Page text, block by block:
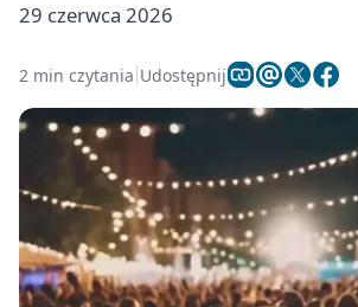
29 czerwca 2026
2 min czytania Udostępnij